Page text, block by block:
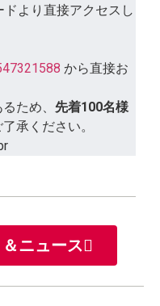
より直接アクセスし
から直接お
ため、 先着100名様
承ください。
ニュース